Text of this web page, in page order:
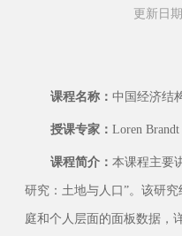
更新日
课程名称： 中国经济结
授课专家： Loren Brandt
课程简介： 本课程主要
研究：土地与人口”。该研
庭和个人层面的面板数据，